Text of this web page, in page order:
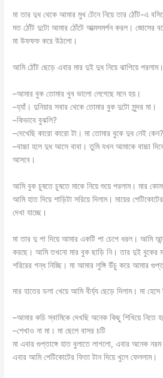
মা তার দুধ থেকে আমার মুখ টেনে নিয়ে তার ঠোঁট-এ
মত ঠোঁট দুটো আমার ঠোঁটে আত্মসমর্পন করল। জোসের
মা উফফফ করে উঠলো।
আমি ঠোঁট ছেড়ে এবার মার দুই দুধ নিয়ে ঝাপিয়ে
–আমার বুক তোমার খুব ভালো লেগেছে মনে হয়।
–হ্যাঁ। দুনিয়ার সবার থেকে তোমার বুক দুটো সুন্দর মা।
–কিভাবে বুঝলি?
–দেখেছি কারো কারো টা। মা তোমার বুকে দুধ নেই কেন?
–বাচ্চা হলে দুধ আসে বাবা। তুমি যখন আমাকে বাচ্চা
আসবে।
আমি বুক চুষতে চুষতে মাকে নিয়ে শুয়ে পরলাম। মার
আমি হাত দিয়ে শাড়িটা সরিয়ে দিলাম। মায়ের
দেখা যাচ্ছে।
মা তার দু পা দিয়ে আমার একটি পা চেপে ধরল। আমি
করছে। আমি তখনো মার বুক ছাড়ি নি। তার দুই বুকের
শরিরের গন্ধ নিচ্ছি। মা আমার লুঙ্গি উঁচু করে আমার
মার হাতের ডলা খেয়ে আমি বীর্য্য ছেড়ে দিলাম। মা
–আমার কচি স্বামিকে দেখছি অনেক কিছু শিখিয়ে নিতে
–শেখাও না মা। মা ছেলে বাসর চটি
মা এবার গুপ্তাঙ্গে হাত বুলাতে লাগলো, এবার অনেক
এবার আমি পেটিকোটের ফিতা টান দিয়ে খুলে ফেললাম।